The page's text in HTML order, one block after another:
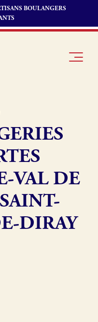
BOULANGERS
de
Je suis
VAL DE
DIRAY